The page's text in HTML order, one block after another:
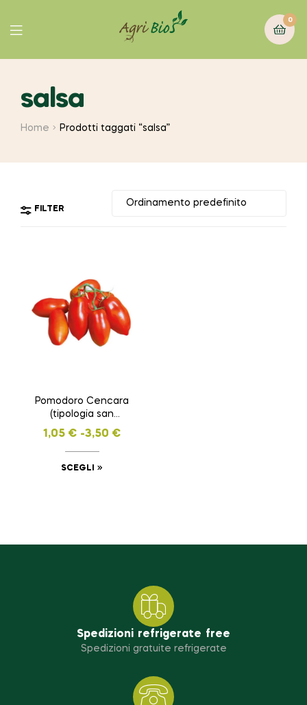
0
salsa
Home Prodotti taggati “salsa”
FILTER
Pomodoro Cencara
(tipologia san
marzano)
1,05 € -3,50 €
SCEGLI
Spedizioni refrigerate free
Spedizioni gratuite refrigerate